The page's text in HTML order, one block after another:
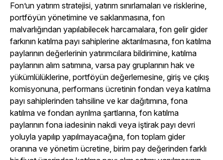
Fon’un yatırım stratejisi, yatırım sınırlamaları ve risklerine,
portföyün yönetimine ve saklanmasına, fon
malvarlığından yapılabilecek harcamalara, fon gelir gider
farkının katılma payı sahiplerine aktarılmasına, fon katılma
paylarının değerlerinin yatırımcılara bildirimine, katılma
paylarının alım satımına, varsa pay gruplarının hak ve
yükümlülüklerine, portföyün değerlemesine, giriş ve çıkış
komisyonuna, performans ücretinin fondan veya katılma
payı sahiplerinden tahsiline ve kar dağıtımına, fona
katılma ve fondan ayrılma şartlarına, fon katılma
paylarının fona iadesinin nakdi veya iştirak payı devri
yoluyla yapılıp yapılmayacağına, fon toplam gider
oranına ve yönetim ücretine, birim pay değerinden farklı